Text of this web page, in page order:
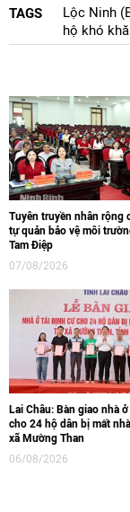
TAGS
Lộc Ninh
hộ khó
Tuyên truyền nhân rộng
tự quản bảo vệ môi
Tam Điệp
07/08/2026
Lai Châu: Bàn giao nhà
cho 24 hộ dân bị mất
xã Mường Than
06/08/2026